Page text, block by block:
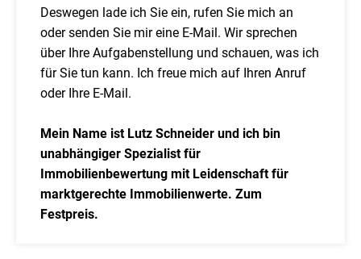
Deswegen lade ich Sie ein, rufen Sie mich an
oder senden Sie mir eine E-Mail. Wir sprechen
über Ihre Aufgabenstellung und schauen, was ich
für Sie tun kann. Ich freue mich auf Ihren Anruf
oder Ihre E-Mail.
Mein Name ist Lutz Schneider und ich bin
unabhängiger Spezialist für
Immobilienbewertung mit Leidenschaft für
marktgerechte Immobilienwerte. Zum
Festpreis.